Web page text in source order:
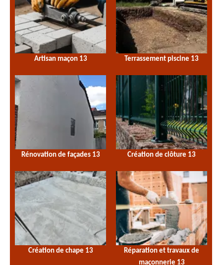
Artisan maçon 13 Terrassement piscine 13
Rénovation de façades 13 Création de clôture 13
Création de chape 13
Réparation et travaux de
maçonnerie 13